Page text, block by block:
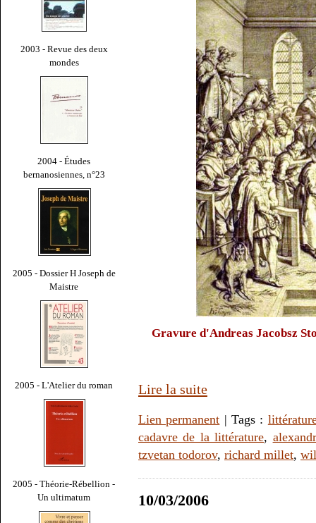
2003 - Revue des deux
mondes
2004 - Études
bernanosiennes, n°23
2005 - Dossier H Joseph de
Maistre
2005 - L'Atelier du roman
2005 - Théorie-Rébellion -
Un ultimatum
Gravure d'Andreas Jacobsz
Lire la suite
Lien permanent | Tags :
cadavre de la littérature,
tzvetan todorov, richard millet,
10/03/2006